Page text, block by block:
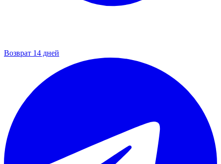
Возврат 14 дней